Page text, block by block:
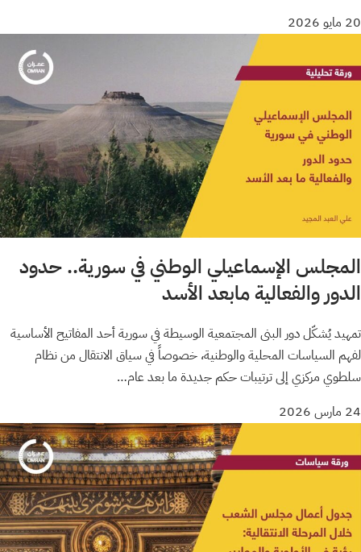
20 مايو 2026
المجلس الإسماعيلي الوطني في سورية.. حدود
الدور والفعالية مابعد الأسد
تمهيد يُشكّل دور البنى المجتمعية الوسيطة في سورية أحد المفاتيح الأساسية
لفهم السياسات المحلية والوطنية، خصوصاً في سياق الانتقال من نظام
سلطوي مركزي إلى ترتيبات حكم جديدة ما بعد عام…
24 مارس 2026